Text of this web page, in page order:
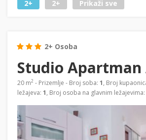
2+ 2+ Prikaži sve
2+ Osoba
Studio Apartman
20 m2 - Prizemlje - Broj soba: 1, Broj
ležajeva: 1, Broj osoba na glavnim ležajevima: